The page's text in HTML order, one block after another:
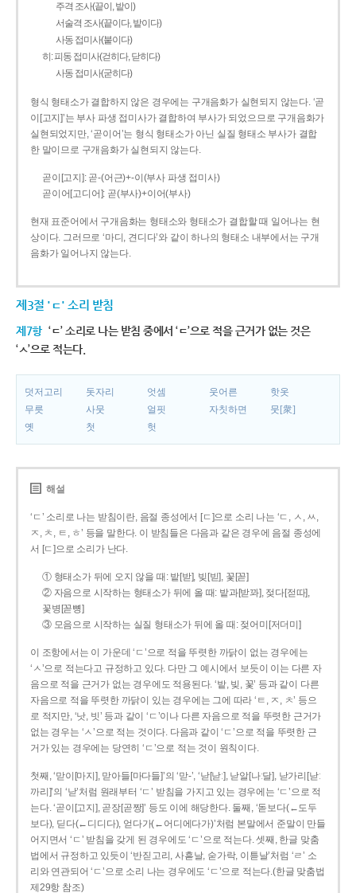
주격 조사(끝이, 밭이)
서술격 조사(끝이다, 밭이다)
사동 접미사(붙이다)
히: 피동 접미사(걷히다, 닫히다)
사동 접미사(굳히다)
형식 형태소가 결합하지 않은 경우에는 구개음화가 실현되지 않는다. ‘곧
이[고지]’는 부사 파생 접미사가 결합하여 부사가 되었으므로 구개음화가
실현되었지만, ‘곧이어’는 형식 형태소가 아닌 실질 형태소 부사가 결합
한 말이므로 구개음화가 실현되지 않는다.
곧이[고지]: 곧-­(어근)+­-이(부사 파생 접미사)
곧이어[고디어]: 곧(부사)+이어(부사)
현재 표준어에서 구개음화는 형태소와 형태소가 결합할 때 일어나는 현
상이다. 그러므로 ‘마디, 견디다’와 같이 하나의 형태소 내부에서는 구개
음화가 일어나지 않는다.
제3절 'ㄷ' 소리 받침
제7항 ‘ㄷ’ 소리로 나는 받침 중에서 ‘ㄷ’으로 적을 근거가 없는 것은
‘ㅅ’으로 적는다.
덧저고리 돗자리 엇셈 웃어른
핫옷
무릇
사뭇 얼핏 자칫하면
뭇[衆]
옛
첫 헛
해설
‘ㄷ’ 소리로 나는 받침이란, 음절 종성에서 [ㄷ]으로 소리 나는 ‘ㄷ, ㅅ, ㅆ,
ㅈ, ㅊ, ㅌ, ㅎ’ 등을 말한다. 이 받침들은 다음과 같은 경우에 음절 종성에
서 [ㄷ]으로 소리가 난다.
① 형태소가 뒤에 오지 않을 때: 밭[받], 빚[빋], 꽃[꼳]
② 자음으로 시작하는 형태소가 뒤에 올 때: 밭과[받꽈], 젖다[젇따],
꽃병[꼳뼝]
③ 모음으로 시작하는 실질 형태소가 뒤에 올 때: 젖어미[저더미]
이 조항에서는 이 가운데 ‘ㄷ’으로 적을 뚜렷한 까닭이 없는 경우에는
‘ㅅ’으로 적는다고 규정하고 있다. 다만 그 예시에서 보듯이 이는 다른 자
음으로 적을 근거가 없는 경우에도 적용된다. ‘밭, 빚, 꽃’ 등과 같이 다른
자음으로 적을 뚜렷한 까닭이 있는 경우에는 그에 따라 ‘ㅌ, ㅈ, ㅊ’ 등으
로 적지만, ‘낫, 빗’ 등과 같이 ‘ㄷ’이나 다른 자음으로 적을 뚜렷한 근거가
없는 경우는 ‘ㅅ’으로 적는 것이다. 다음과 같이 ‘ㄷ’으로 적을 뚜렷한 근
거가 있는 경우에는 당연히 ‘ㄷ’으로 적는 것이 원칙이다.
첫째, ‘맏이[마지], 맏아들[마다들]’의 ‘맏-’, ‘낟[낟ː], 낟알[나ː달], 낟가리[낟ː
까리]’의 ‘낟’처럼 원래부터 ‘ㄷ’ 받침을 가지고 있는 경우에는 ‘ㄷ’으로 적
는다. ‘곧이[고지], 곧장[곧짱]’ 등도 이에 해당한다. 둘째, ‘돋보다(←도두
보다), 딛다(←디디다), 얻다가(←어디에다가)’처럼 본말에서 준말이 만들
어지면서 ‘ㄷ’ 받침을 갖게 된 경우에도 ‘ㄷ’으로 적는다. 셋째, 한글 맞춤
법에서 규정하고 있듯이 ‘반짇고리, 사흗날, 숟가락, 이튿날’처럼 ‘ㄹ’ 소
리와 연관되어 ‘ㄷ’으로 소리 나는 경우에도 ‘ㄷ’으로 적는다.(한글 맞춤법
제29항 참조)